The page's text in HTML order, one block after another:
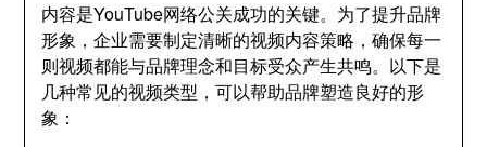
内容是YouTube网络公关成功的关键。为了提升品牌
形象，企业需要制定清晰的视频内容策略，确保每一
则视频都能与品牌理念和目标受众产生共鸣。以下是
几种常见的视频类型，可以帮助品牌塑造良好的形
象：